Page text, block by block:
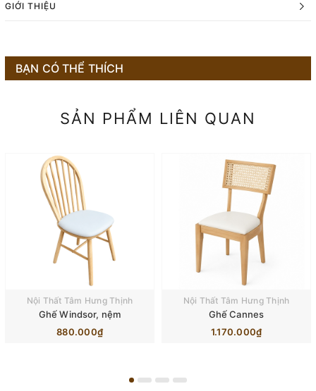
GIỚI THIỆU
BẠN CÓ THỂ THÍCH
SẢN PHẨM LIÊN QUAN
Nội Thất Tâm Hưng Thịnh
Ghế Windsor, nệm
880.000₫
Nội Thất Tâm Hưng Thịnh
Ghế Cannes
1.170.000₫